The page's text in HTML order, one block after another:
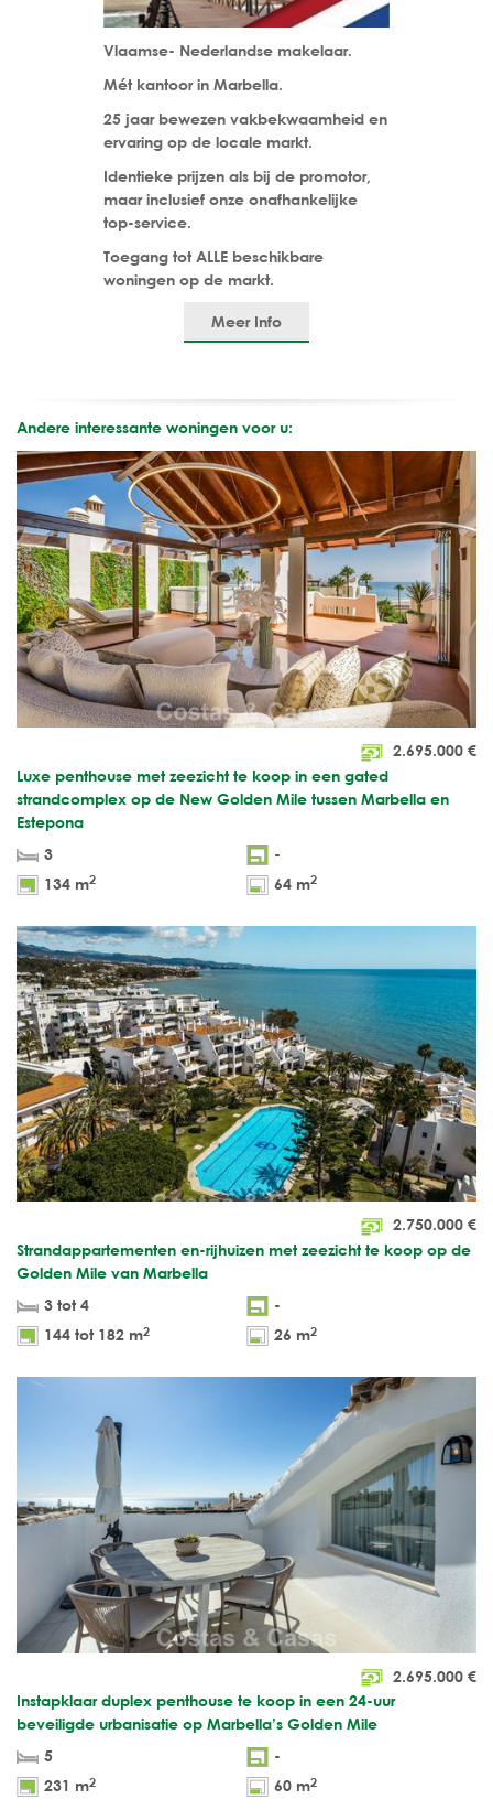
Vlaamse- Nederlandse makelaar.
Mét kantoor in Marbella.
25 jaar bewezen vakbekwaamheid en
ervaring op de locale markt.
Identieke prijzen als bij de promotor,
maar inclusief onze onafhankelijke
top-service.
Toegang tot ALLE beschikbare
woningen op de markt.
Meer Info
Andere interessante woningen voor u:
2.695.000 €
Luxe penthouse met zeezicht te koop in een gated
strandcomplex op de New Golden Mile tussen Marbella en
Estepona
3
-
134 m2 64 m2
2.750.000 €
Strandappartementen en-rijhuizen met zeezicht te koop op de
Golden Mile van Marbella
3 tot 4
-
144 tot 182 m2 26 m2
2.695.000 €
Instapklaar duplex penthouse te koop in een 24-uur
beveiligde urbanisatie op Marbella’s Golden Mile
5
-
231 m2 60 m2